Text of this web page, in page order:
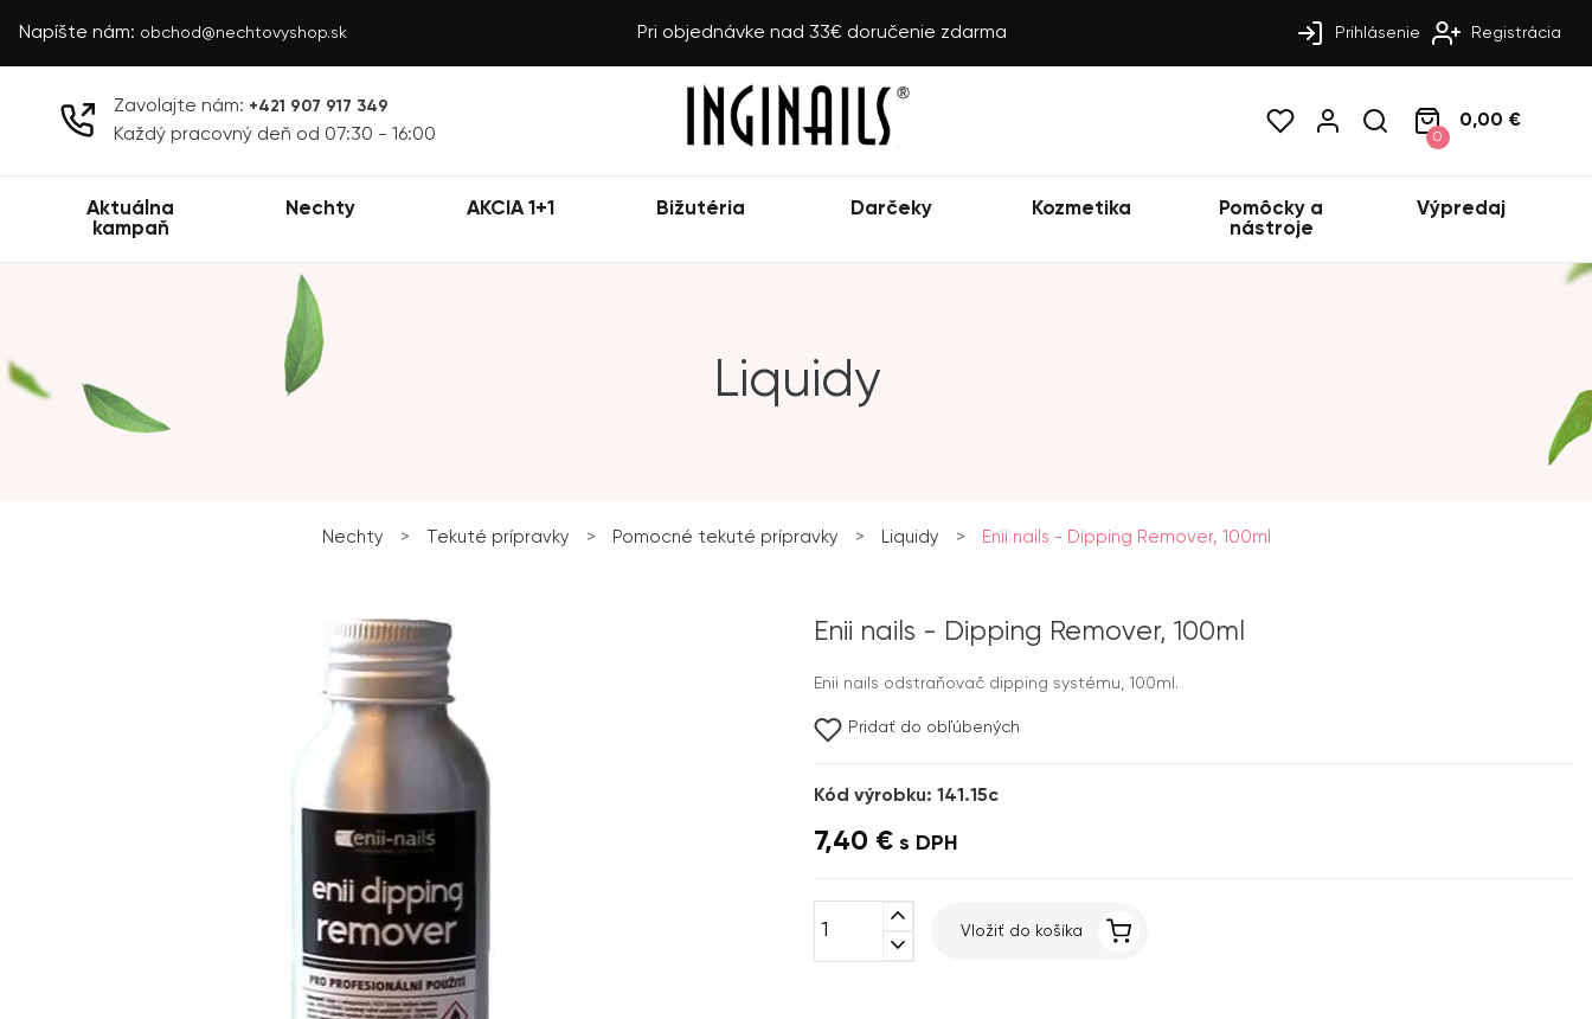
Napíšte nám: obchod@nechtovyshop.sk Pri objednávke nad 33€ doručenie zdarma Prihlásenie Registrácia
Zavolajte nám: +421 907 917 349
Každý pracovný deň od 07:30 - 16:00 0
0,00 €
Aktuálna
kampaň
Nechty AKCIA 1+1 Bižutéria Darčeky Kozmetika
Pomôcky a
nástroje
Výpredaj
Liquidy
Nechty > Tekuté prípravky > Pomocné tekuté prípravky > Liquidy > Enii nails - Dipping Remover, 100ml
Enii nails - Dipping Remover, 100ml
Enii nails odstraňovač dipping systému, 100ml.
Pridať do obľúbených
Kód výrobku: 141.15c
7,40 € s DPH
expand_less
expand_more
Vložiť do košíka